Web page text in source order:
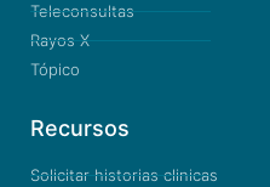
Teleconsultas
Rayos X
Tópico
Recursos
Solicitar historias clinicas